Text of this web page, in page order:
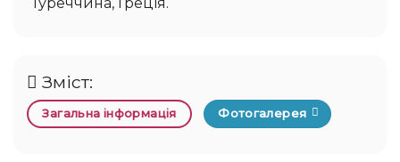
Зміст:
Загальна інформація Фотогалерея